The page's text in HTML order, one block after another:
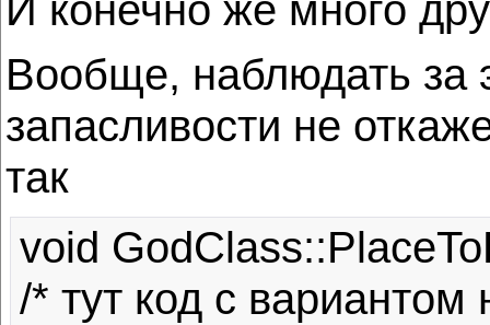
И конечно же много
Вообще, наблюдать за
запасливости не
так
void
/* тут код с